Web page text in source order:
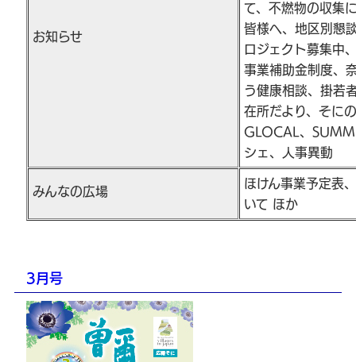
お知らせ
て、不燃物の収集
皆様へ、地区別懇
ロジェクト募集中
事業補助金制度、
う健康相談、掛若
在所だより、そに
GLOCAL、
シェ、人事異動
みんなの広場
ほけん事業予定表
いて ほか
3月号